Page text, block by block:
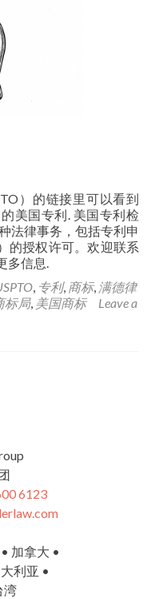
）的链接里可以看到
美国专利. 美国专利检
法律事务，包括专利申
的授权许可。欢迎联系
多信息.
, 专利, 商标, 满德律
标局, 美国商标
Leave a
6123
加拿大 •
利亚 •
湾